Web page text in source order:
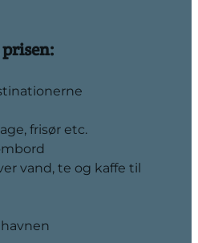
frisør etc.
vand, te og kaffe til